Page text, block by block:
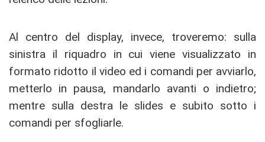
Al centro del display, invece, troveremo: sulla
sinistra il riquadro in cui viene visualizzato in
formato ridotto il video ed i comandi per avviarlo,
metterlo in pausa, mandarlo avanti o indietro;
mentre sulla destra le slides e subito sotto i
comandi per sfogliarle.